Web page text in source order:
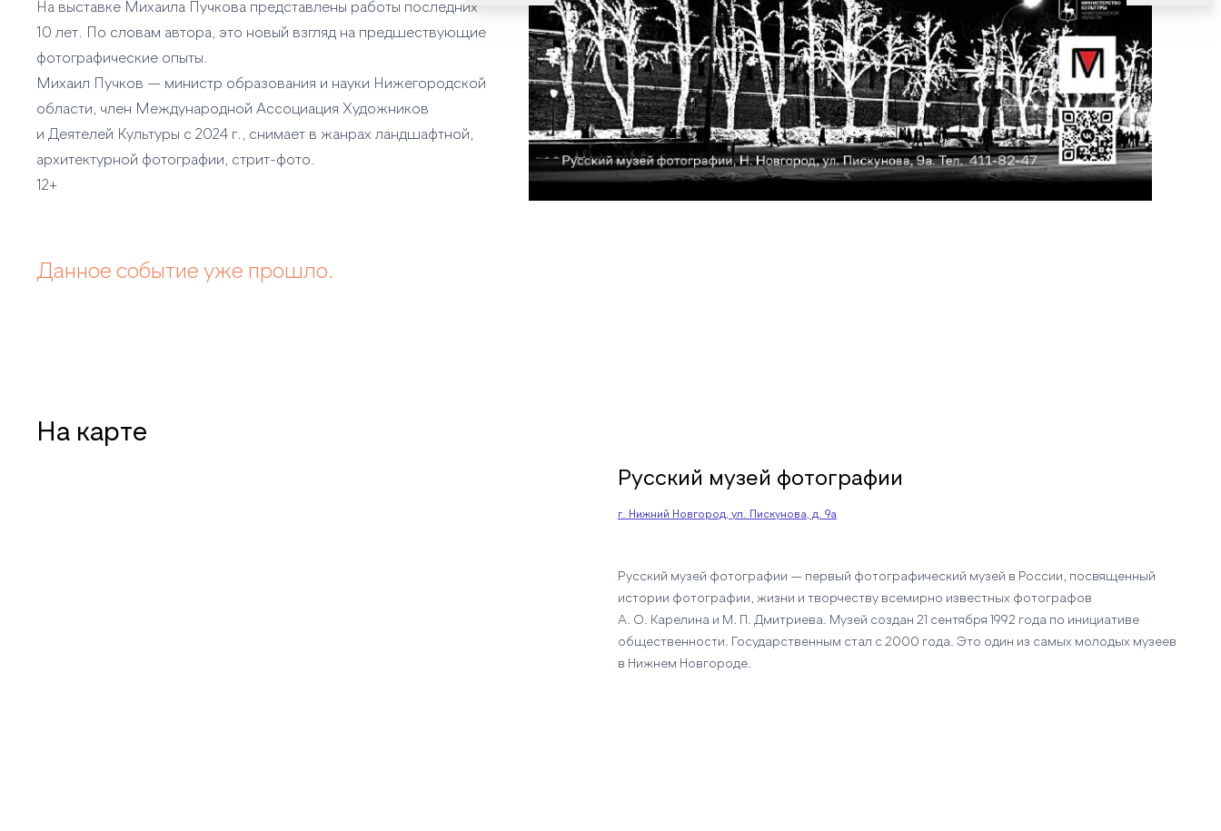
На выставке Михаила Пучкова представлены работы последних
10 лет. По словам автора, это новый взгляд на предшествующие
фотографические опыты.
Михаил Пучков — министр образования и науки Нижегородской
области, член Международной Ассоциация Художников
и Деятелей Культуры с 2024 г., снимает в жанрах ландшафтной,
архитектурной фотографии, стрит-фото.
12+
Данное событие уже прошло.
На карте
Русский музей фотографии
г. Нижний Новгород, ул. Пискунова, д. 9а
Русский музей фотографии — первый фотографический музей в России, посвященный
истории фотографии, жизни и творчеству всемирно известных фотографов
А. О. Карелина и М. П. Дмитриева. Музей создан 21 сентября 1992 года по инициативе
общественности. Государственным стал с 2000 года. Это один из самых молодых музеев
в Нижнем Новгороде.